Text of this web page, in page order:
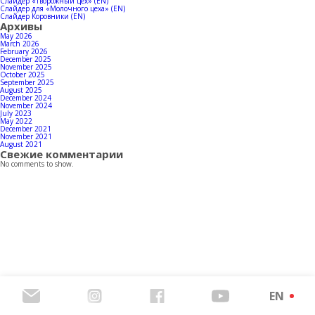
Слайдер для «Молочного цеха» (EN)
Слайдер Коровники (EN)
Архивы
May 2026
March 2026
February 2026
December 2025
November 2025
October 2025
September 2025
August 2025
December 2024
November 2024
July 2023
May 2022
December 2021
November 2021
August 2021
Свежие комментарии
No comments to show.
EN